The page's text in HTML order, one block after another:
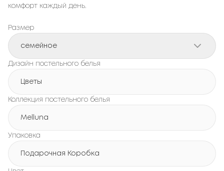
комфорт каждый день.
Размер
семейное
Дизайн постельного белья
Цветы
Коллекция постельного белья
Melluna
Упаковка
Подарочная Коробка